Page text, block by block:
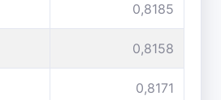
0,8185
0,8158
0,8171